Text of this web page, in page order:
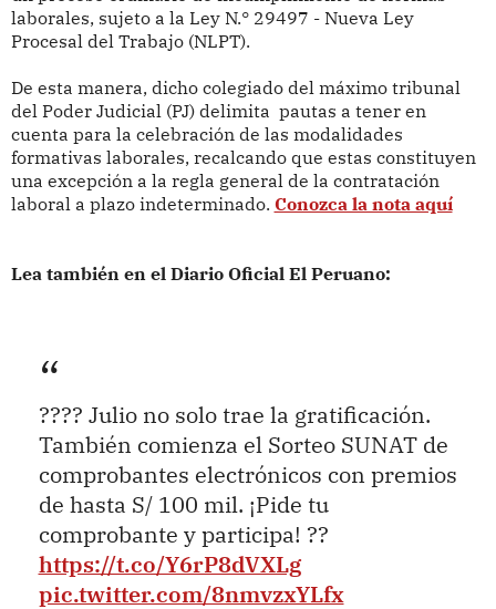
laborales, sujeto a la Ley N.° 29497 - Nueva Ley
Procesal del Trabajo (NLPT).
De esta manera, dicho colegiado del máximo tribunal
del Poder Judicial (PJ) delimita pautas a tener en
cuenta para la celebración de las modalidades
formativas laborales, recalcando que estas constituyen
una excepción a la regla general de la contratación
laboral a plazo indeterminado. Conozca la nota aquí
Lea también en el Diario Oficial El Peruano:
???? Julio no solo trae la gratificación.
También comienza el Sorteo SUNAT de
comprobantes electrónicos con premios
de hasta S/ 100 mil. ¡Pide tu
comprobante y participa! ??
https://t.co/Y6rP8dVXLg
pic.twitter.com/8nmvzxYLfx